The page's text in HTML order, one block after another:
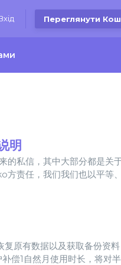
Переглянути
明
的私信，其中大部分都是关
责任，我们我们也以平等
原有数据以及获取备份资料
偿1自然月使用时长，将对